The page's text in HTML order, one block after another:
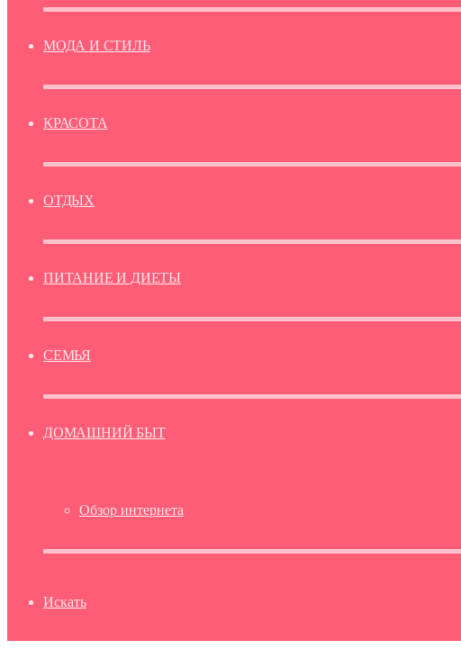
МОДА И СТИЛЬ
КРАСОТА
ОТДЫХ
ПИТАНИЕ И ДИЕТЫ
СЕМЬЯ
ДОМАШНИЙ БЫТ
Обзор интернета
Искать